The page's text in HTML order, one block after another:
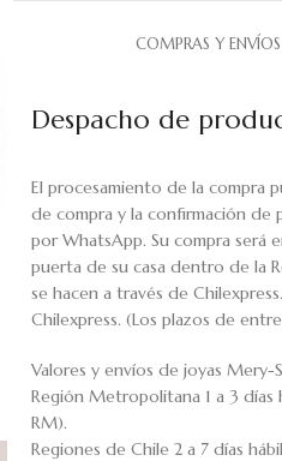
COMPRAS Y ENVÍOS
Despacho de
El procesamiento de la compra
de compra y la confirmación de
por WhatsApp. Su compra será
puerta de su casa dentro de la
se hacen a través de
Chilexpress. (Los plazos de
Valores y envíos de joyas Mery-
Región Metropolitana 1 a 3
RM).
Regiones de Chile 2 a 7 días